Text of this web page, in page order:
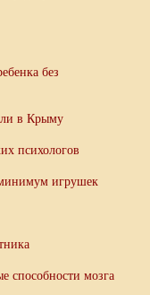
без
в Крыму
психологов
игрушек
способности мозга